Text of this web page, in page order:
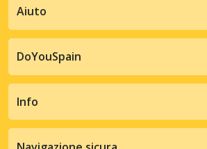
Aiuto
DoYouSpain
Info